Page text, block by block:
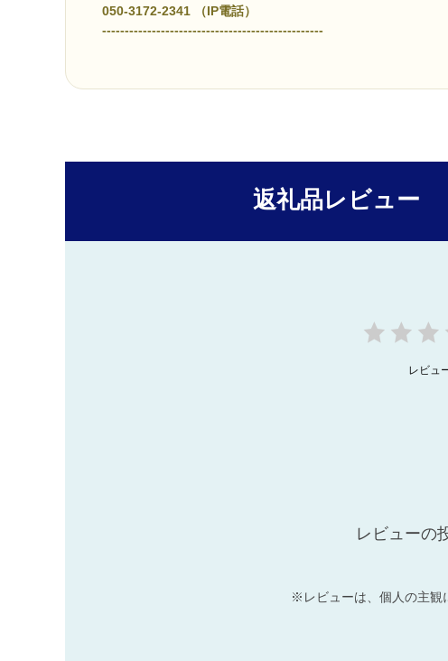
050-3172-2341 （IP電話）
-------------------------------------------------
返礼品レビュー
レビュ
レビューの
※レビューは、個人の主観